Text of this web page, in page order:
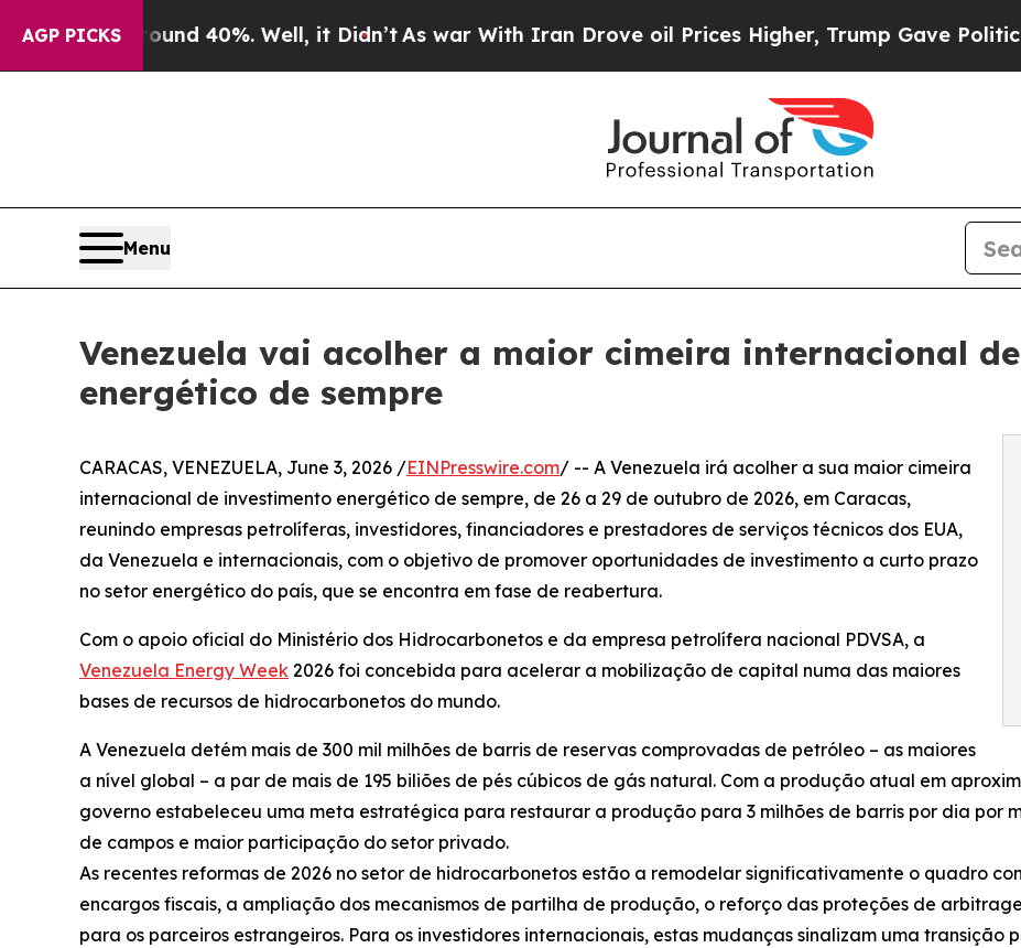
AGP PICKS
Around 40%. Well, it Didn’t As war With Iran Drove oil Prices Higher, Trump Gave Politically
Menu
Venezuela vai acolher a maior cimeira internacional
energético de sempre
CARACAS, VENEZUELA, June 3, 2026 /EINPresswire.com/ -- A Venezuela irá acolher a sua maior cimeira
internacional de investimento energético de sempre, de 26 a 29 de outubro de 2026, em Caracas,
reunindo empresas petrolíferas, investidores, financiadores e prestadores de serviços técnicos dos EUA,
da Venezuela e internacionais, com o objetivo de promover oportunidades de investimento a curto prazo
no setor energético do país, que se encontra em fase de reabertura.
Com o apoio oficial do Ministério dos Hidrocarbonetos e da empresa petrolífera nacional PDVSA, a
Venezuela Energy Week 2026 foi concebida para acelerar a mobilização de capital numa das maiores
bases de recursos de hidrocarbonetos do mundo.
A Venezuela detém mais de 300 mil milhões de barris de reservas comprovadas de petróleo – as maiores
a nível global – a par de mais de 195 biliões de pés cúbicos de gás natural. Com a produção atual em
governo estabeleceu uma meta estratégica para restaurar a produção para 3 milhões de barris por dia por
de campos e maior participação do setor privado.
As recentes reformas de 2026 no setor de hidrocarbonetos estão a remodelar significativamente o quadro
encargos fiscais, a ampliação dos mecanismos de partilha de produção, o reforço das proteções de
para os parceiros estrangeiros. Para os investidores internacionais, estas mudanças sinalizam uma